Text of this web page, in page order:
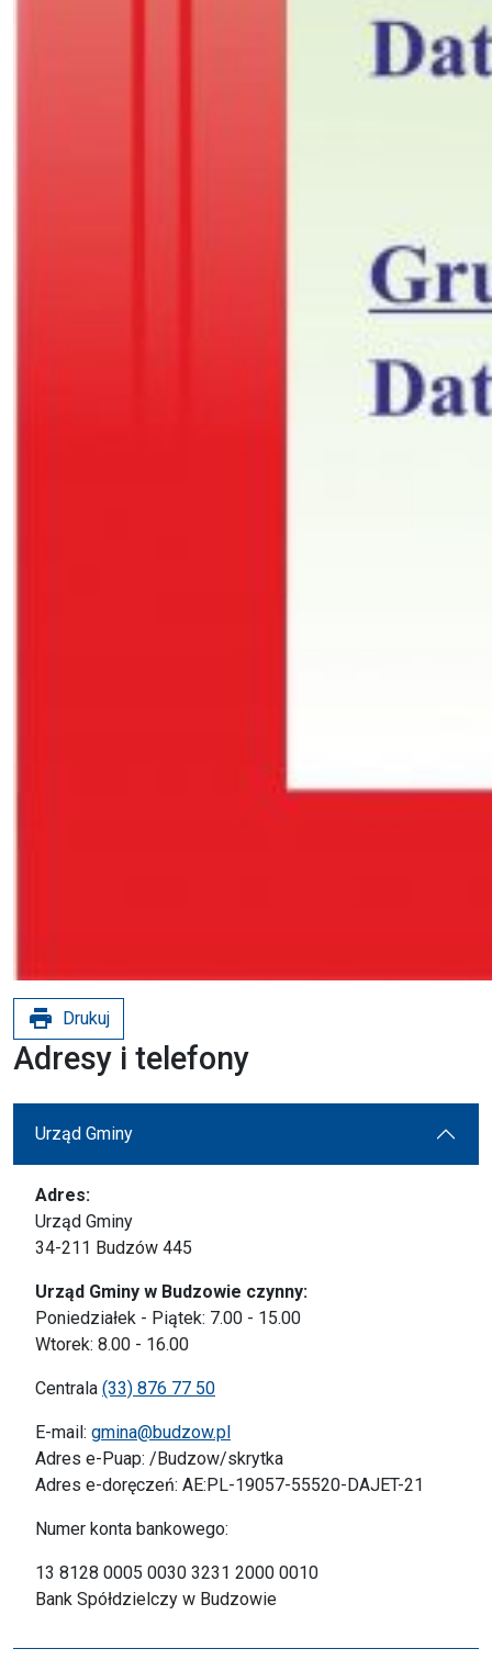
print Drukuj
Adresy i telefony
Urząd Gminy
Adres:
Urząd Gminy
34-211 Budzów 445
Urząd Gminy w Budzowie czynny:
Poniedziałek - Piątek: 7.00 - 15.00
Wtorek: 8.00 - 16.00
Centrala (33) 876 77 50
E-mail: gmina@budzow.pl
Adres e-Puap: /Budzow/skrytka
Adres e-doręczeń: AE:PL-19057-55520-DAJET-21
Numer konta bankowego:
13 8128 0005 0030 3231 2000 0010
Bank Spółdzielczy w Budzowie